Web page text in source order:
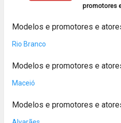
promotores
Modelos e promotores e
Rio Branco
Modelos e promotores e
Maceió
Modelos e promotores e